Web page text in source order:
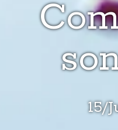
15/